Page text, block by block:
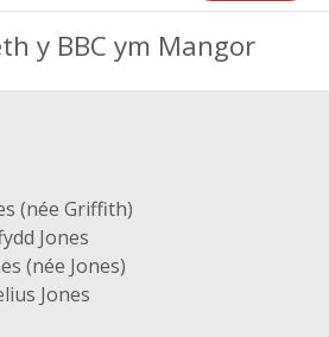
y BBC ym Mangor
(née Griffith)
Jones
(née Jones)
Jones